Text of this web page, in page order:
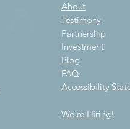
About
Testimony
Partnership
Investment
Blog
FAQ
Accessibility
We're Hiring!